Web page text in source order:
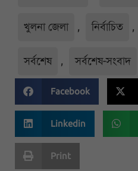
খুলনা জেলা , নির্বাচিত ,
সর্বশেষ , সর্বশেষ-সংবাদ
Facebook
Linkedin
Print